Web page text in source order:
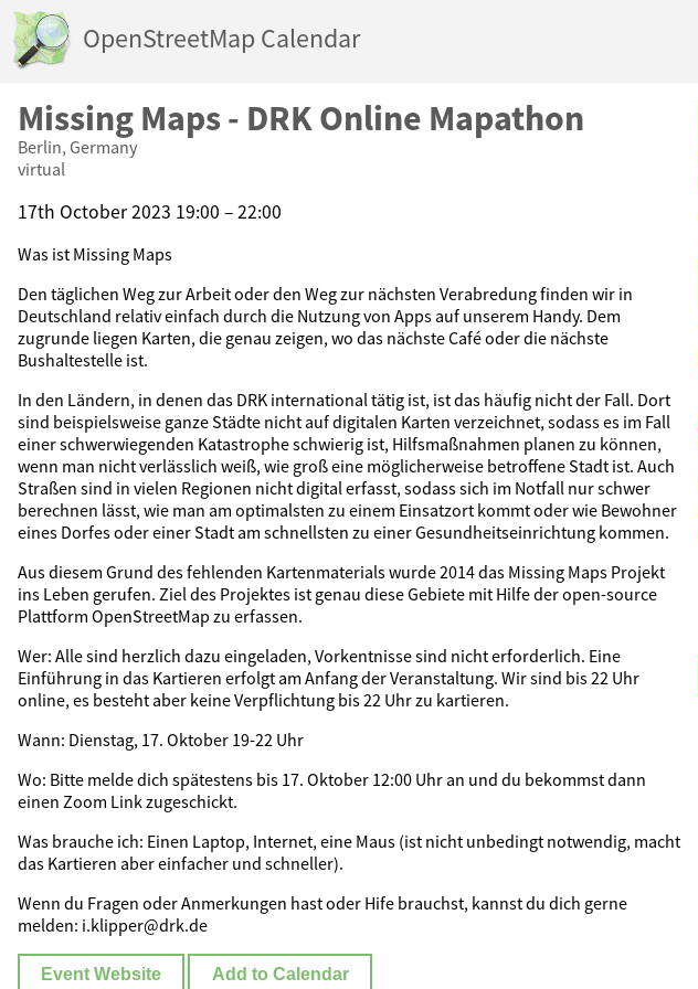
OpenStreetMap Calendar
Missing Maps - DRK Online Mapathon
Berlin, Germany
virtual
17th October 2023 19:00 – 22:00
Was ist Missing Maps
Den täglichen Weg zur Arbeit oder den Weg zur nächsten Verabredung finden wir in
Deutschland relativ einfach durch die Nutzung von Apps auf unserem Handy. Dem
zugrunde liegen Karten, die genau zeigen, wo das nächste Café oder die nächste
Bushaltestelle ist.
In den Ländern, in denen das DRK international tätig ist, ist das häufig nicht der Fall. Dort
sind beispielsweise ganze Städte nicht auf digitalen Karten verzeichnet, sodass es im Fall
einer schwerwiegenden Katastrophe schwierig ist, Hilfsmaßnahmen planen zu können,
wenn man nicht verlässlich weiß, wie groß eine möglicherweise betroffene Stadt ist. Auch
Straßen sind in vielen Regionen nicht digital erfasst, sodass sich im Notfall nur schwer
berechnen lässt, wie man am optimalsten zu einem Einsatzort kommt oder wie Bewohner
eines Dorfes oder einer Stadt am schnellsten zu einer Gesundheitseinrichtung kommen.
Aus diesem Grund des fehlenden Kartenmaterials wurde 2014 das Missing Maps Projekt
ins Leben gerufen. Ziel des Projektes ist genau diese Gebiete mit Hilfe der open-source
Plattform OpenStreetMap zu erfassen.
Wer: Alle sind herzlich dazu eingeladen, Vorkentnisse sind nicht erforderlich. Eine
Einführung in das Kartieren erfolgt am Anfang der Veranstaltung. Wir sind bis 22 Uhr
online, es besteht aber keine Verpflichtung bis 22 Uhr zu kartieren.
Wann: Dienstag, 17. Oktober 19-22 Uhr
Wo: Bitte melde dich spätestens bis 17. Oktober 12:00 Uhr an und du bekommst dann
einen Zoom Link zugeschickt.
Was brauche ich: Einen Laptop, Internet, eine Maus (ist nicht unbedingt notwendig, macht
das Kartieren aber einfacher und schneller).
Wenn du Fragen oder Anmerkungen hast oder Hife brauchst, kannst du dich gerne
melden: i.klipper@drk.de
Event Website Add to Calendar